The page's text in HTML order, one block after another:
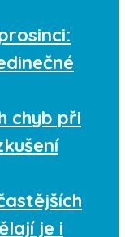
chyb při
je i